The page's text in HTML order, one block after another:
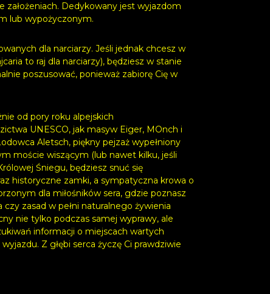
założeniach. Dedykowany jest wyjazdom
lub wypożyczonym.
dla narciarzy. Jeśli jednak chcesz w
to raj dla narciarzy), będziesz w stanie
poszusować, ponieważ zabiorę Cię w
od pory roku alpejskich
UNESCO, jak masyw Eiger, MOnch i
Aletsch, piękny pejzaż wypełniony
moście wiszącym (lub nawet kilku, jeśli
Śniegu, będziesz snuć się
historyczne zamki, a sympatyczna krowa o
dla miłośników sera, gdzie poznasz
zasad w pełni naturalnego żywienia
nie tylko podczas samej wyprawy, ale
informacji o miejscach wartych
Z głębi serca życzę Ci prawdziwie